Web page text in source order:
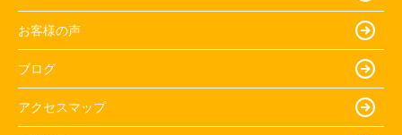
お客様の声
ブログ
アクセスマップ